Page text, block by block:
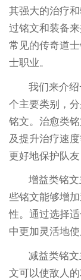
其强大的治疗
过铭文和装备
常见的传奇道
士职业。
我们来介
个主要类别，
铭文。治愈类
及提升治疗速
更好地保护队友
增益类铭
些铭文能够增
性。通过选择
中更加灵活地
减益类铭
文可以使敌人